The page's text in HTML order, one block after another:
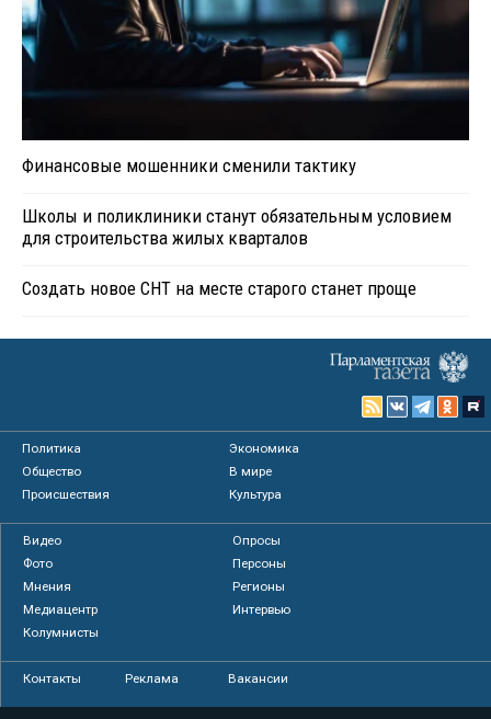
Финансовые мошенники сменили тактику
Школы и поликлиники станут обязательным условием
для строительства жилых кварталов
Создать новое СНТ на месте старого станет проще
Политика
Экономика
Общество
В мире
Происшествия
Культура
Видео
Опросы
Фото
Персоны
Мнения
Регионы
Медиацентр
Интервью
Колумнисты
Контакты Реклама Вакансии